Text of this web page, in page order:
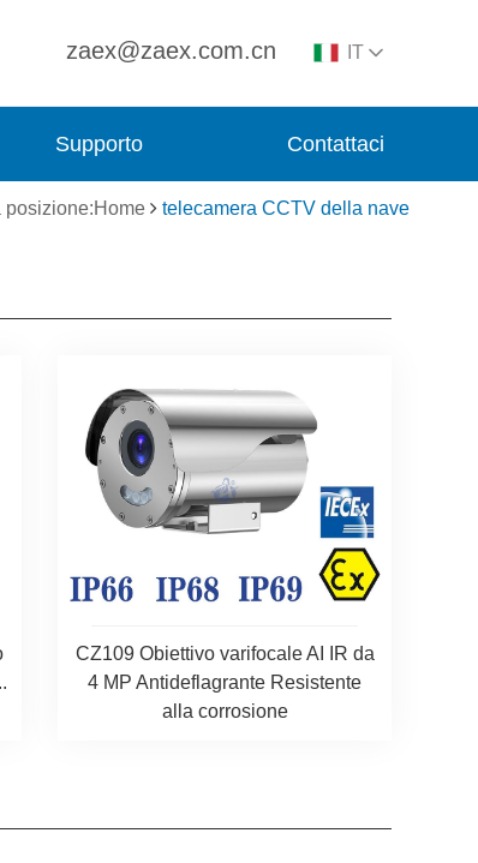
zaex@zaex.com.cn IT
Supporto Contattaci
posizione:Home telecamera CCTV della nave
CZ109 Obiettivo varifocale AI IR da
4 MP Antideflagrante Resistente
alla corrosione